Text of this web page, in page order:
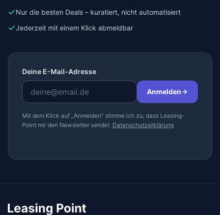
Nur die besten Deals – kuratiert, nicht automatisiert
Jederzeit mit einem Klick abmeldbar
Deine E-Mail-Adresse
Anmelden
Mit dem Klick auf „Anmelden" stimme ich zu, dass Leasing-
Point mir den Newsletter sendet. Datenschutzerklärung